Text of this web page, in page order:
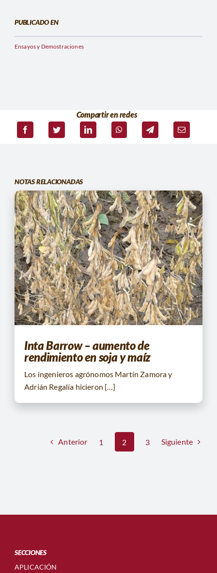
PUBLICADO EN
Ensayos y Demostraciones
Compartir en redes
NOTAS RELACIONADAS
Inta Barrow – aumento de
rendimiento en soja y maíz
Los ingenieros agrónomos Martín Zamora y
Adrián Regalía hicieron […]
Anterior 1 2 3 Siguiente
SECCIONES
APLICACIÓN